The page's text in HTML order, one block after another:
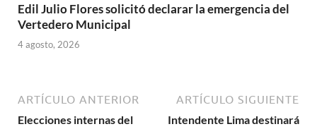
Edil Julio Flores solicitó declarar la emergencia del
Vertedero Municipal
4 agosto, 2026
ARTÍCULO ANTERIOR
Elecciones internas del
ARTÍCULO SIGUIENTE
Intendente Lima destinará